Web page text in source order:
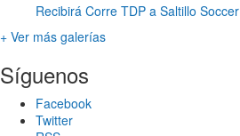
Recibirá Corre TDP a Saltillo Soccer
+ Ver más galerías
Síguenos
Facebook
Twitter